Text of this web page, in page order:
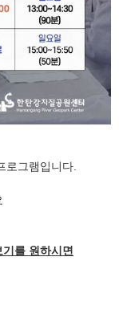
로그램입니다.
를 원하시면